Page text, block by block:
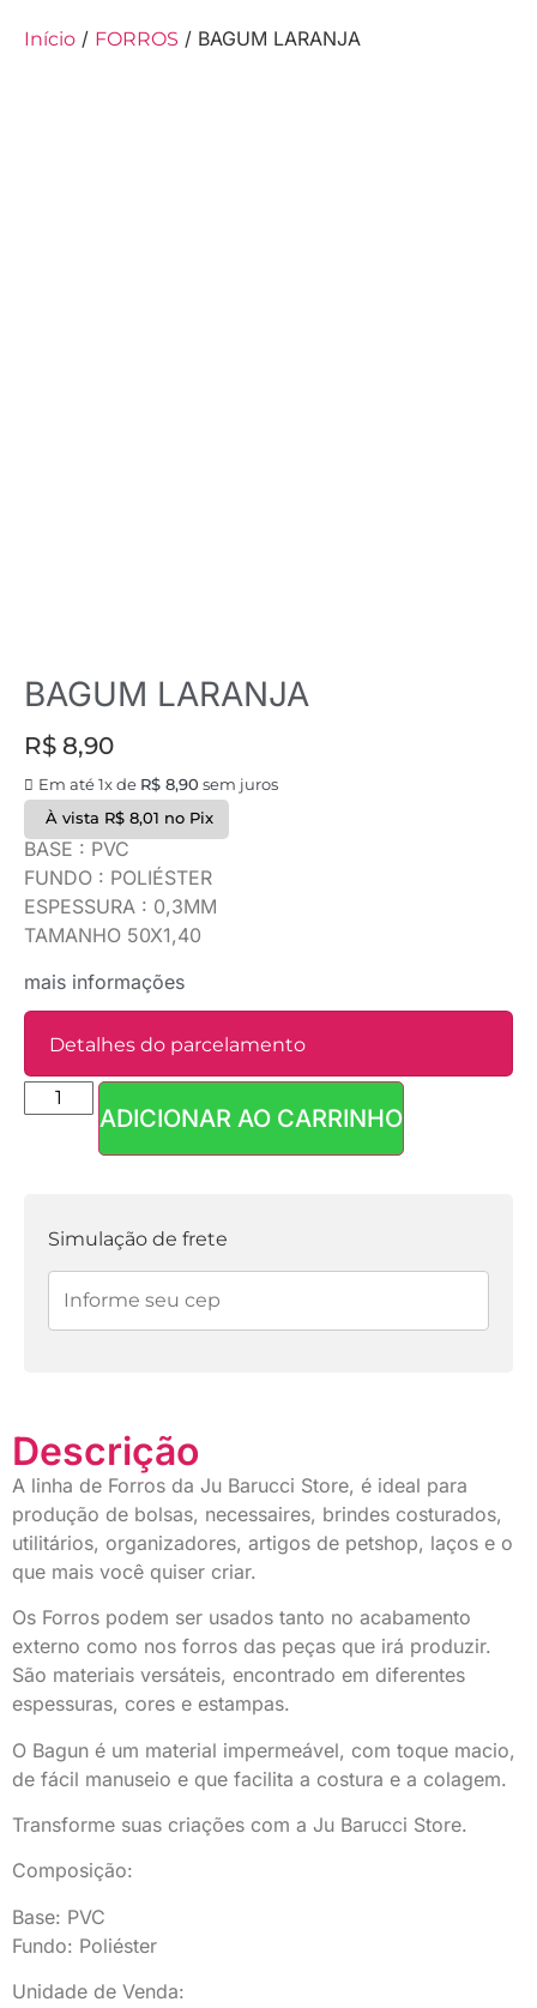
Início / FORROS / BAGUM LARANJA
BAGUM LARANJA
R$ 8,90
Em até 1x de R$ 8,90 sem juros
À vista R$8,01 no Pix
BASE : PVC
FUNDO : POLIÉSTER
ESPESSURA : 0,3MM
TAMANHO 50X1,40
mais informações
Detalhes do parcelamento
Parcelas:ADICIONAR AO CARRINHO
Simulação de frete
Descrição
A linha de Forros da Ju Barucci Store, é ideal para
produção de bolsas, necessaires, brindes costurados,
utilitários, organizadores, artigos de petshop, laços e o
que mais você quiser criar.
Os Forros podem ser usados tanto no acabamento
externo como nos forros das peças que irá produzir.
São materiais versáteis, encontrado em diferentes
espessuras, cores e estampas.
O Bagun é um material impermeável, com toque macio,
de fácil manuseio e que facilita a costura e a colagem.
Transforme suas criações com a Ju Barucci Store.
Composição:
Base: PVC
Fundo: Poliéster
Unidade de Venda: